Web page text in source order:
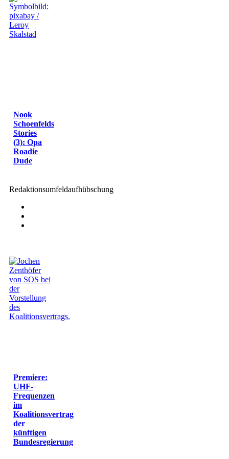
Nook
Schoenfelds
Stories
(3): Opa
Roadie
Dude
Redaktionsumfeldaufhübschung
Premiere:
UHF-
Frequenzen
im
Koalitionsvertrag
der
künftigen
Bundesregierung